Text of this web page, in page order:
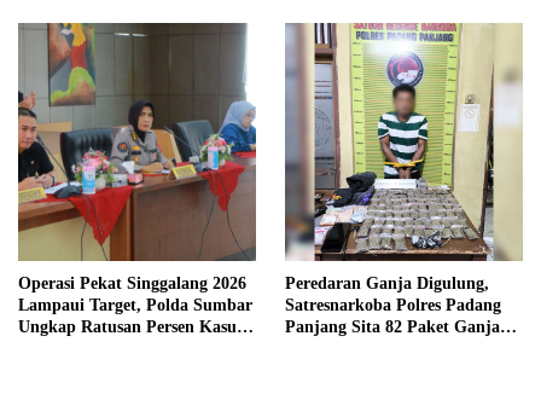
Operasi Pekat Singgalang 2026
Lampaui Target, Polda Sumbar
Ungkap Ratusan Persen Kasus
Peredaran Ganja Digulung,
Satresnarkoba Polres Padang
Panjang Sita 82 Paket Ganja